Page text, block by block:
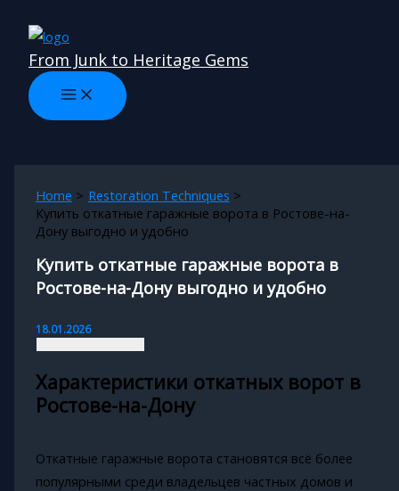
content
From Junk to Heritage Gems
Home
Restoration Techniques
Купить откатные гаражные ворота в Ростове-на-
Дону выгодно и удобно
Купить откатные гаражные ворота в
Ростове-на-Дону выгодно и удобно
18.01.2026
Характеристики откатных ворот в
Ростове-на-Дону
Откатные гаражные ворота становятся всё более
популярными среди владельцев частных домов и